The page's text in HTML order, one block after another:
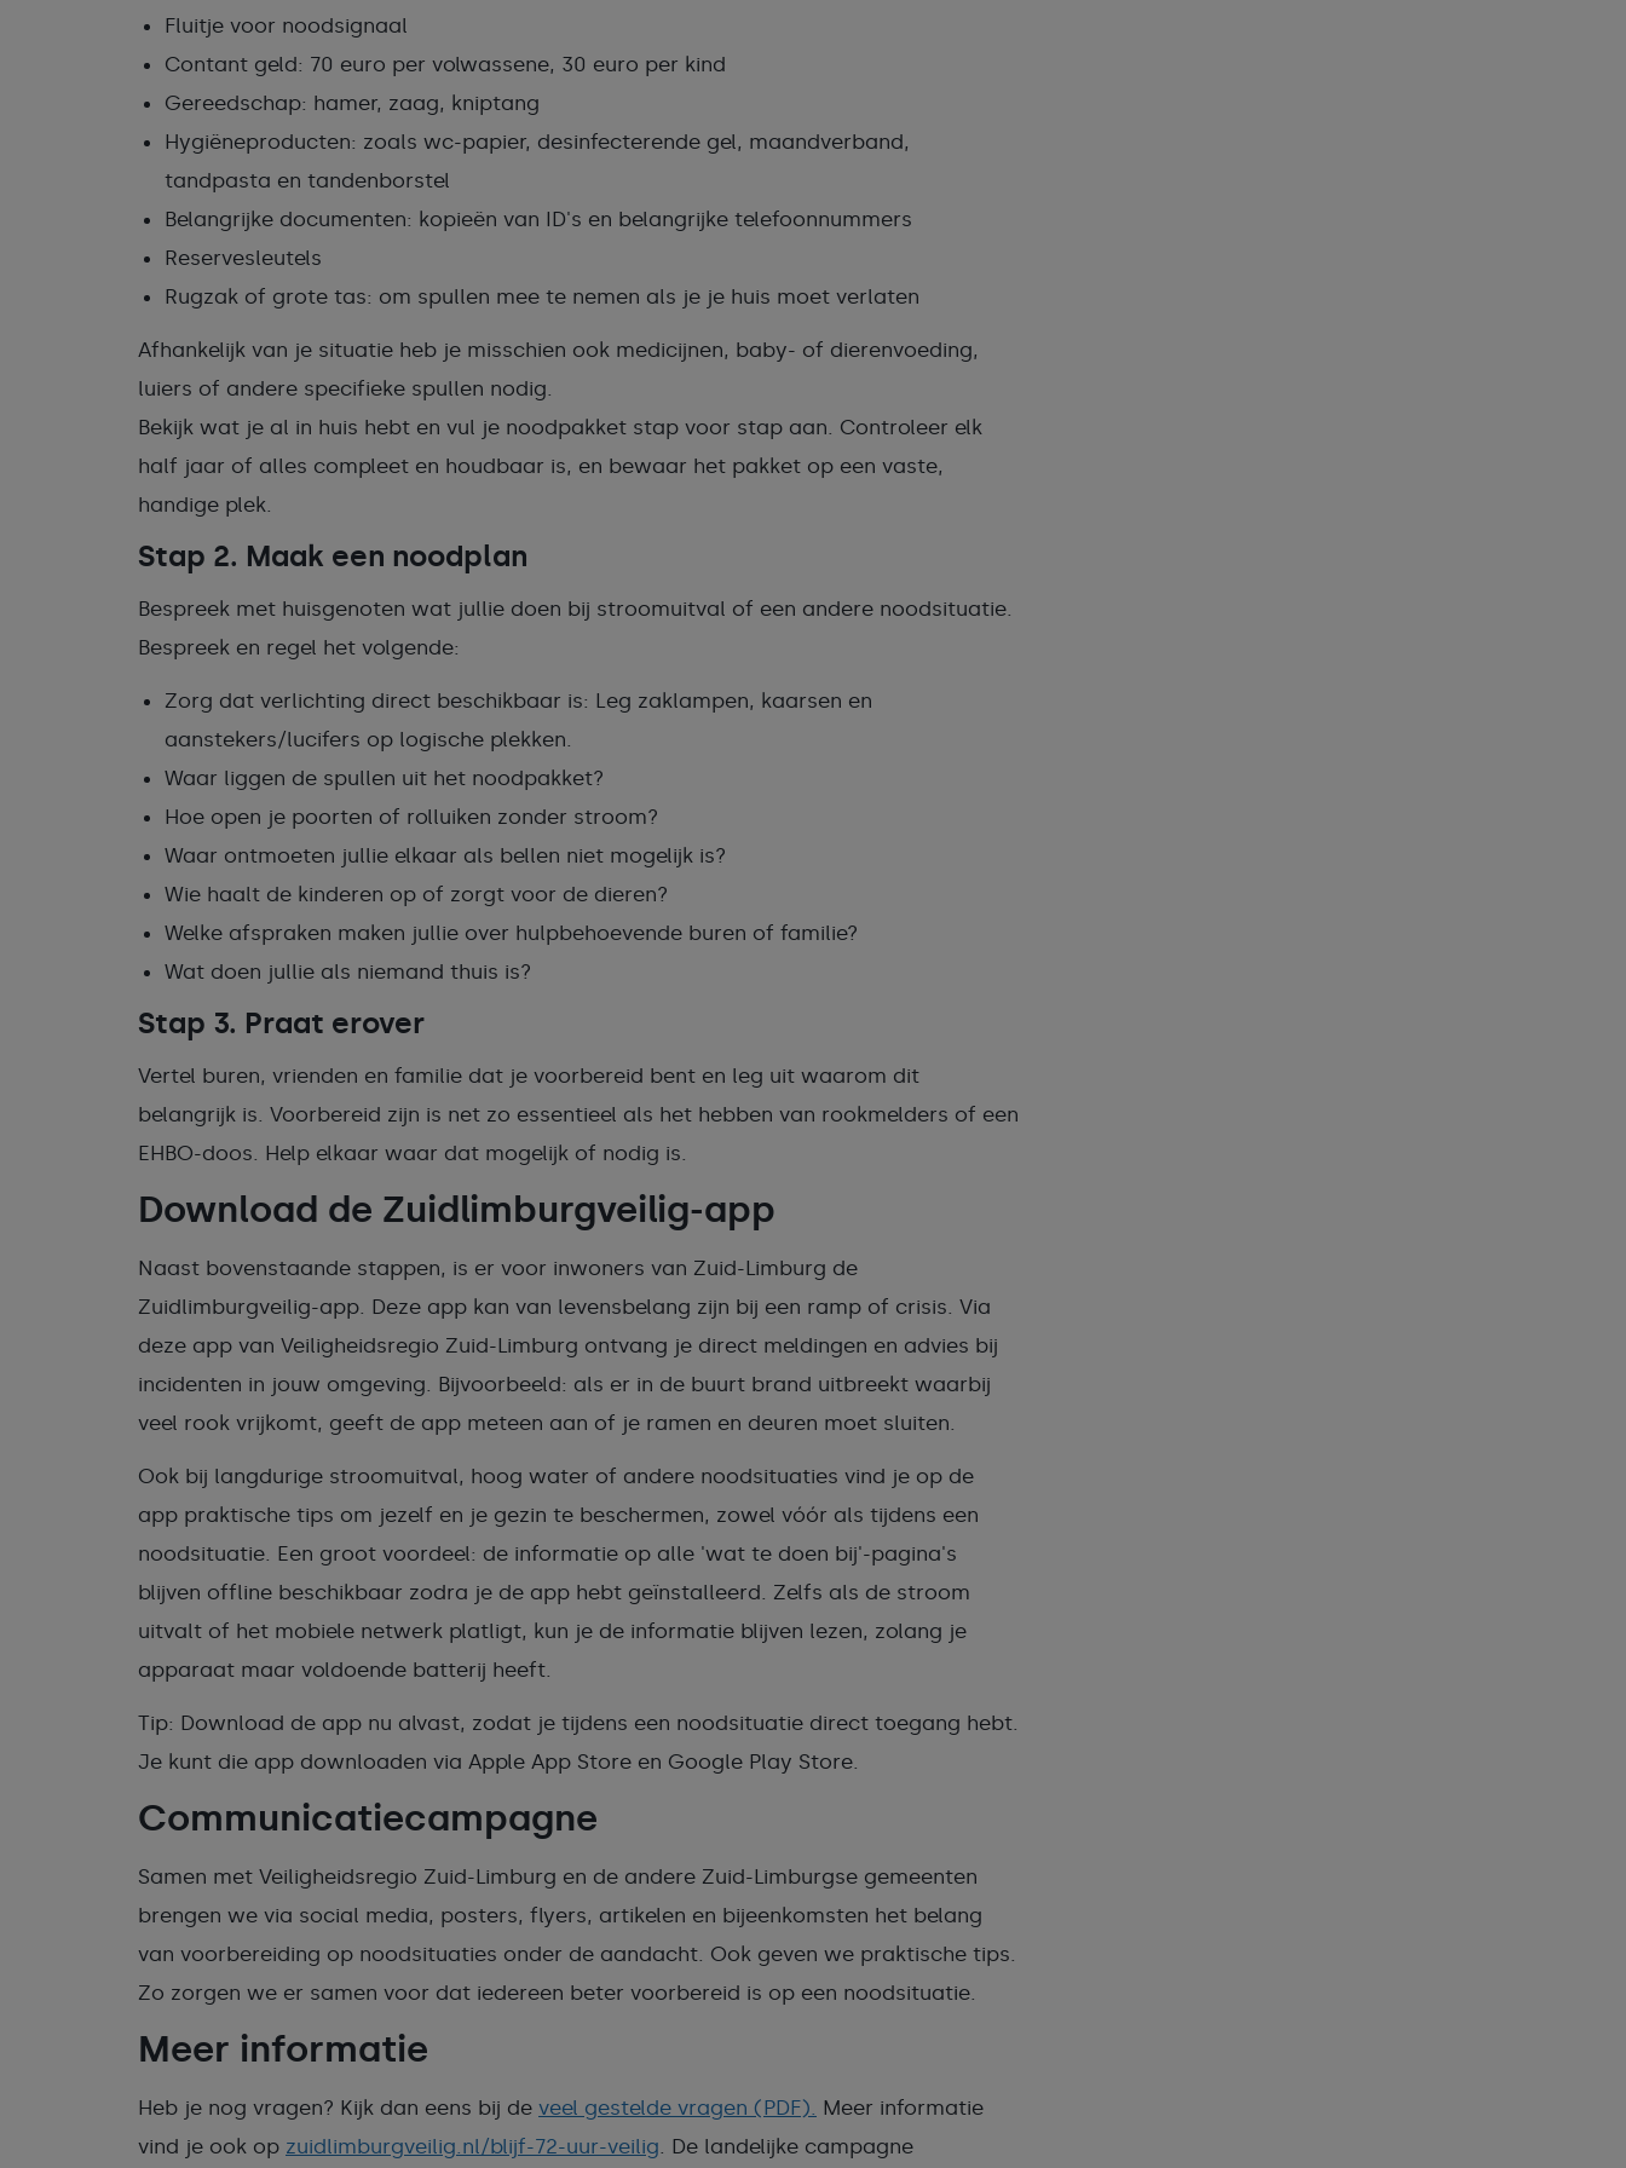
Fluitje voor noodsignaal
Contant geld: 70 euro per volwassene, 30 euro per kind
Gereedschap: hamer, zaag, kniptang
Hygiëneproducten: zoals wc-papier, desinfecterende gel, maandverband,
tandpasta en tandenborstel
Belangrijke documenten: kopieën van ID's en belangrijke telefoonnummers
Reservesleutels
Rugzak of grote tas: om spullen mee te nemen als je je huis moet verlaten
Afhankelijk van je situatie heb je misschien ook medicijnen, baby- of dierenvoeding,
luiers of andere specifieke spullen nodig.
Bekijk wat je al in huis hebt en vul je noodpakket stap voor stap aan. Controleer elk
half jaar of alles compleet en houdbaar is, en bewaar het pakket op een vaste,
handige plek.
Stap 2. Maak een noodplan
Bespreek met huisgenoten wat jullie doen bij stroomuitval of een andere noodsituatie.
Bespreek en regel het volgende:
Zorg dat verlichting direct beschikbaar is: Leg zaklampen, kaarsen en
aanstekers/lucifers op logische plekken.
Waar liggen de spullen uit het noodpakket?
Hoe open je poorten of rolluiken zonder stroom?
Waar ontmoeten jullie elkaar als bellen niet mogelijk is?
Wie haalt de kinderen op of zorgt voor de dieren?
Welke afspraken maken jullie over hulpbehoevende buren of familie?
Wat doen jullie als niemand thuis is?
Stap 3. Praat erover
Vertel buren, vrienden en familie dat je voorbereid bent en leg uit waarom dit
belangrijk is. Voorbereid zijn is net zo essentieel als het hebben van rookmelders of een
EHBO-doos. Help elkaar waar dat mogelijk of nodig is.
Download de Zuidlimburgveilig-app
Naast bovenstaande stappen, is er voor inwoners van Zuid-Limburg de
Zuidlimburgveilig-app. Deze app kan van levensbelang zijn bij een ramp of crisis. Via
deze app van Veiligheidsregio Zuid-Limburg ontvang je direct meldingen en advies bij
incidenten in jouw omgeving. Bijvoorbeeld: als er in de buurt brand uitbreekt waarbij
veel rook vrijkomt, geeft de app meteen aan of je ramen en deuren moet sluiten.
Ook bij langdurige stroomuitval, hoog water of andere noodsituaties vind je op de
app praktische tips om jezelf en je gezin te beschermen, zowel vóór als tijdens een
noodsituatie. Een groot voordeel: de informatie op alle 'wat te doen bij'-pagina's
blijven offline beschikbaar zodra je de app hebt geïnstalleerd. Zelfs als de stroom
uitvalt of het mobiele netwerk platligt, kun je de informatie blijven lezen, zolang je
apparaat maar voldoende batterij heeft.
Tip: Download de app nu alvast, zodat je tijdens een noodsituatie direct toegang hebt.
Je kunt die app downloaden via Apple App Store en Google Play Store.
Communicatiecampagne
Samen met Veiligheidsregio Zuid-Limburg en de andere Zuid-Limburgse gemeenten
brengen we via social media, posters, flyers, artikelen en bijeenkomsten het belang
van voorbereiding op noodsituaties onder de aandacht. Ook geven we praktische tips.
Zo zorgen we er samen voor dat iedereen beter voorbereid is op een noodsituatie.
Meer informatie
Heb je nog vragen? Kijk dan eens bij de veel gestelde vragen (PDF). Meer informatie
vind je ook op zuidlimburgveilig.nl/blijf-72-uur-veilig. De landelijke campagne